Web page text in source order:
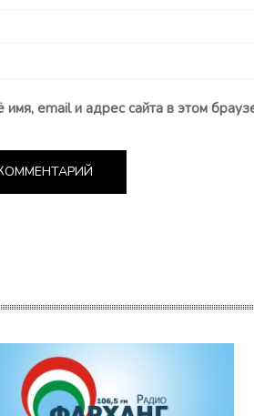
имя, email и адрес сайта в этом